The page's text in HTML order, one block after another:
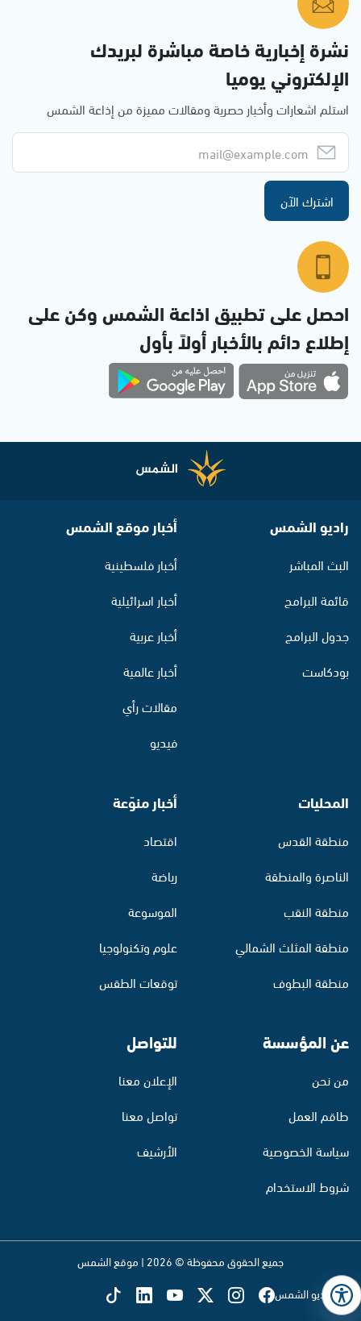
نشرة إخبارية خاصة مباشرة لبريدك
الإلكتروني يوميا
استلم اشعارات وأخبار حصرية ومقالات مميزة من إذاعة الشمس
اشترك الآن
احصل على تطبيق اذاعة الشمس وكن على
إطلاع دائم بالأخبار أولاً بأول
راديو الشمس
البث المباشر
قائمة البرامج
جدول البرامج
بودكاست
أخبار موقع الشمس
أخبار فلسطينية
أخبار اسرائيلية
أخبار عربية
أخبار عالمية
مقالات رأي
فيديو
المحليات
منطقة القدس
الناصرة والمنطقة
منطقة النقب
منطقة المثلث الشمالي
منطقة البطوف
أخبار منوّعة
اقتصاد
رياضة
الموسوعة
علوم وتكنولوجيا
توقعات الطقس
عن المؤسسة
من نحن
طاقم العمل
سياسة الخصوصية
شروط الاستخدام
للتواصل
الإعلان معنا
تواصل معنا
الأرشيف
جميع الحقوق محفوظة © 2026 | موقع الشمس
تابع راديو الشمس